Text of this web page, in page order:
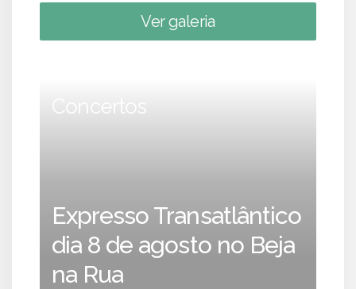
Ver galeria
Concertos
Expresso Transatlântico
dia 8 de agosto no Beja
na Rua